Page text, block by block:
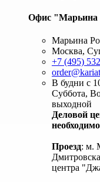
Офис
Марьина
Москва,
+7 (495)
В будни с
Суббота,
выходной
Деловой
Проезд: м.
центра